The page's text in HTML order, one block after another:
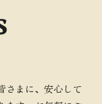
さまに、安心して